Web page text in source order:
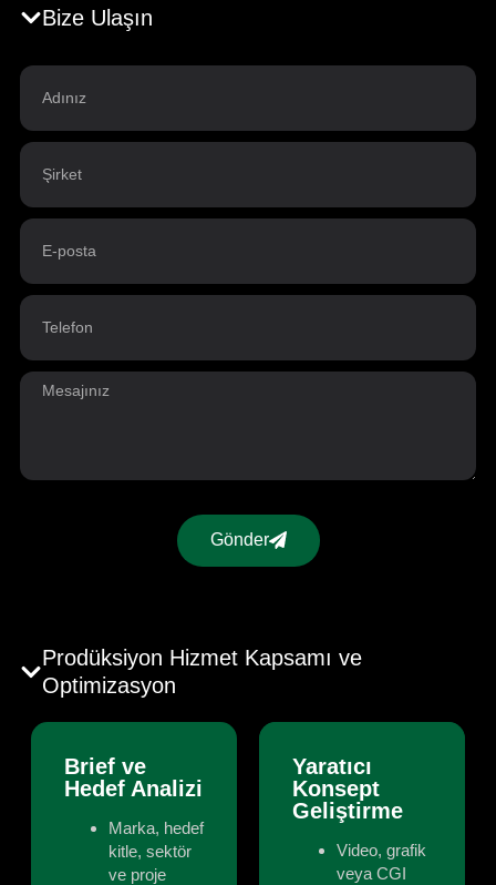
Bize Ulaşın
Gönder
Prodüksiyon Hizmet Kapsamı ve
Optimizasyon
Brief ve
Hedef Analizi
Marka, hedef
kitle, sektör
ve proje
Yaratıcı
Konsept
Geliştirme
Video, grafik
veya CGI